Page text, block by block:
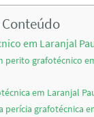
em Laranjal
perito grafotécnico
em Laranjal
perícia grafotécnica